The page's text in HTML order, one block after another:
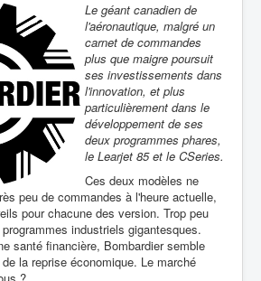
Le géant canadien de
l'aéronautique, malgré un
carnet de commandes
plus que maigre poursuit
ses investissements dans
l'innovation, et plus
particulièrement dans le
développement de ses
deux programmes phares,
le Learjet 85 et le CSeries.
Ces deux modèles ne
peu de commandes à l'heure actuelle,
pour chacune des version. Trop peu
industriels gigantesques.
santé financière, Bombardier semble
la reprise économique. Le marché